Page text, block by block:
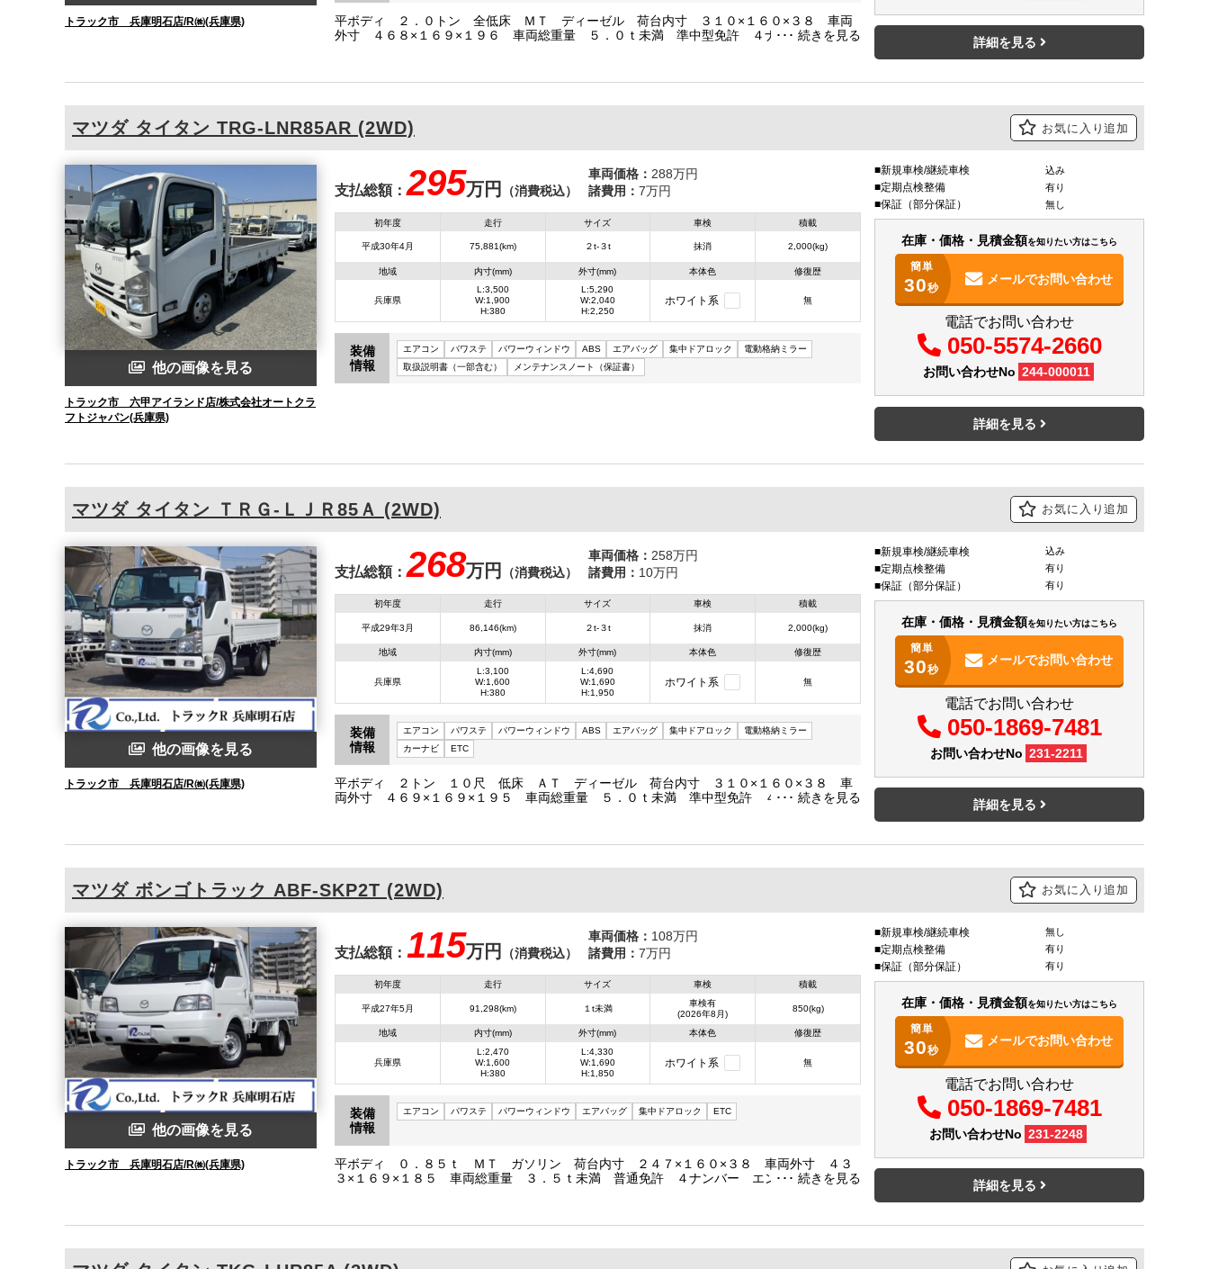
トラック市 兵庫明石店/R㈱(兵庫県)
平ボディ ２．０トン 全低床 ＭＴ ディーゼル 荷台内寸 ３１０×１６０×３８ 車両
外寸 ４６８×１６９×１９６ 車両総重量 ５．０ｔ未満 準中型免許 ４ナンバー エン
詳細を見る
マツダ タイタン TRG-LNR85AR (2WD) お気に入り追加
他の画像を見る
トラック市 六甲アイランド店/株式会社オートクラ
フトジャパン(兵庫県)
支払総額：295万円 （消費税込）
車両価格： 288万円
諸費用： 7万円
初年度
平成30年4月
走行
75,881(km)
サイズ
２t-３t
車検
抹消
積載
2,000(kg)
地域
兵庫県
内寸(mm)
L:3,500
W:1,900
H:380
外寸(mm)
L:5,290
W:2,040
H:2,250
本体色
ホワイト系
修復歴
無
装備
情報
エアコン パワステ パワーウィンドウ ABS エアバッグ 集中ドアロック
電動格納ミラー
取扱説明書（一部含む）
メンテナンスノート（保証書）
新規車検/継続車検 込み
定期点検整備 有り
保証（部分保証） 無し
在庫・価格・見積金額を知りたい方はこちら
簡単
30秒
メールでお問い合わせ
電話でお問い合わせ
050-5574-2660
お問い合わせNo 244-000011
詳細を見る
マツダ タイタン ＴＲＧ-ＬＪＲ85Ａ (2WD) お気に入り追加
他の画像を見る
トラック市 兵庫明石店/R㈱(兵庫県)
支払総額：268万円 （消費税込）
車両価格： 258万円
諸費用： 10万円
初年度
平成29年3月
走行
86,146(km)
サイズ
２t-３t
車検
抹消
積載
2,000(kg)
地域
兵庫県
内寸(mm)
L:3,100
W:1,600
H:380
外寸(mm)
L:4,690
W:1,690
H:1,950
本体色
ホワイト系
修復歴
無
装備
情報
エアコン パワステ パワーウィンドウ ABS エアバッグ 集中ドアロック
電動格納ミラー
カーナビ
ETC
平ボディ ２トン １０尺 低床 ＡＴ ディーゼル 荷台内寸 ３１０×１６０×３８ 車
両外寸 ４６９×１６９×１９５ 車両総重量 ５．０ｔ未満 準中型免許 ４ナンバー エ
新規車検/継続車検 込み
定期点検整備 有り
保証（部分保証） 有り
在庫・価格・見積金額を知りたい方はこちら
簡単
30秒
メールでお問い合わせ
電話でお問い合わせ
050-1869-7481
お問い合わせNo 231-2211
詳細を見る
マツダ ボンゴトラック ABF-SKP2T (2WD) お気に入り追加
他の画像を見る
トラック市 兵庫明石店/R㈱(兵庫県)
支払総額： 115万円 （消費税込）
車両価格： 108万円
諸費用： 7万円
初年度
平成27年5月
走行
91,298(km)
サイズ
１t未満
車検
車検有
(2026年8月)
積載
850(kg)
地域
兵庫県
内寸(mm)
L:2,470
W:1,600
H:380
外寸(mm)
L:4,330
W:1,690
H:1,850
本体色
ホワイト系
修復歴
無
装備
情報
エアコン パワステ パワーウィンドウ エアバッグ 集中ドアロック ETC
平ボディ ０．８５ｔ ＭＴ ガソリン 荷台内寸 ２４７×１６０×３８ 車両外寸 ４３
３×１６９×１８５ 車両総重量 ３．５ｔ未満 普通免許 ４ナンバー エンジン型式 Ｌ
新規車検/継続車検 無し
定期点検整備 有り
保証（部分保証） 有り
在庫・価格・見積金額を知りたい方はこちら
簡単
30秒
メールでお問い合わせ
電話でお問い合わせ
050-1869-7481
お問い合わせNo 231-2248
詳細を見る